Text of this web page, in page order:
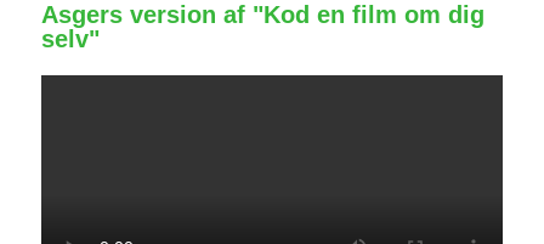
Asgers version af "Kod en film om dig
selv"